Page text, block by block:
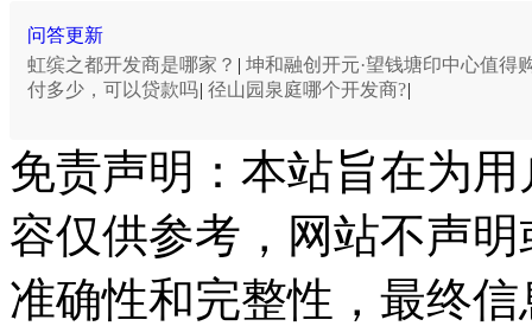
问答更新
虹缤之都开发商是哪家？ | 坤和融创开元·望钱塘印中心值得
付多少，可以贷款吗| 径山园泉庭哪个开发商?|
免责声明：本站旨在为
容仅供参考，网站不声
准确性和完整性，最终